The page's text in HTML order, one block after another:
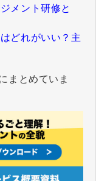
メント研修と
どれがいい？主
まとめていま